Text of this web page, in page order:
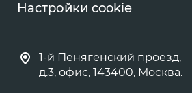
Настройки cookie
1-й Пенягенский проезд,
д.3, офис, 143400, Москва.